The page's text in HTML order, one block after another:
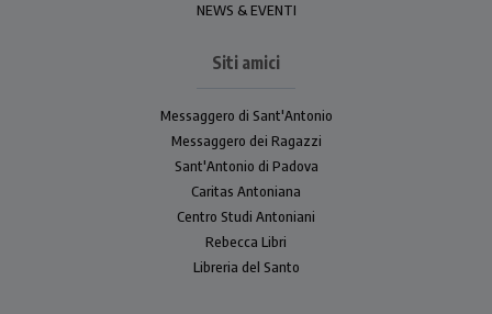
NEWS & EVENTI
Siti amici
Messaggero di Sant'Antonio
Messaggero dei Ragazzi
Sant'Antonio di Padova
Caritas Antoniana
Centro Studi Antoniani
Rebecca Libri
Libreria del Santo